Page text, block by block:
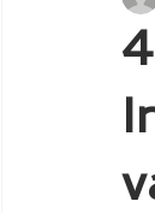
Óleo & Gás